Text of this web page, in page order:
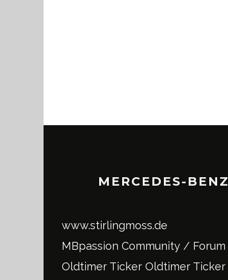
MERCEDES-BENZ
www.stirlingmoss.de
MBpassion Community / Forum
Oldtimer Ticker Oldtimer Ticker